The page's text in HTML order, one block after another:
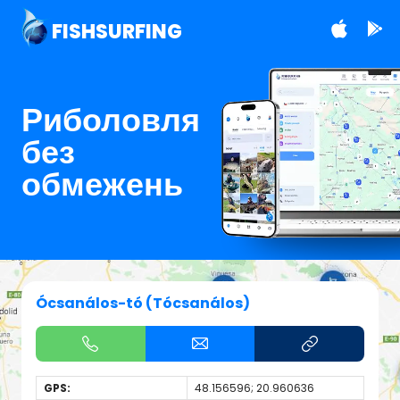
FISHSURFING
Риболовля
без
обмежень
Ócsanálos-tó (Tócsanálos)
GPS:
48.156596; 20.960636